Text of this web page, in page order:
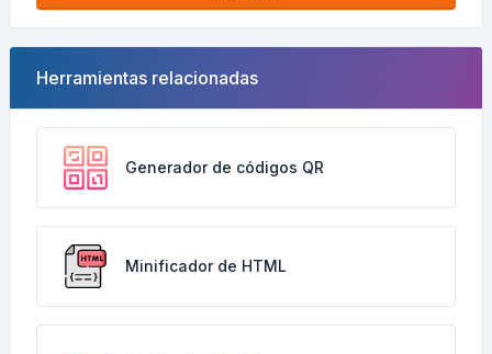
Herramientas relacionadas
Generador de códigos QR
Minificador de HTML